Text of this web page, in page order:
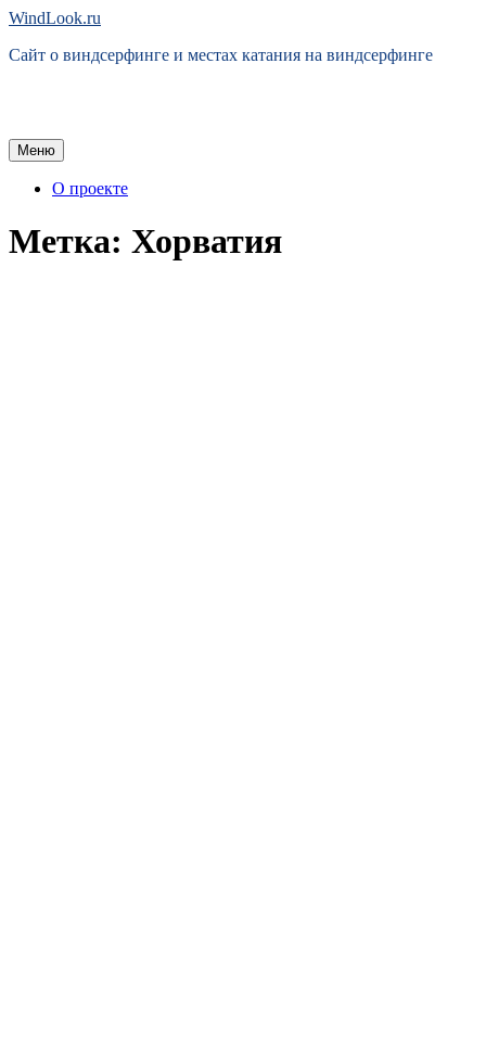
Перейти
содержимому
WindLook.ru
Сайт о виндсерфинге и местах катания на виндсерфинге
Меню
О проекте
Метка: Хорватия